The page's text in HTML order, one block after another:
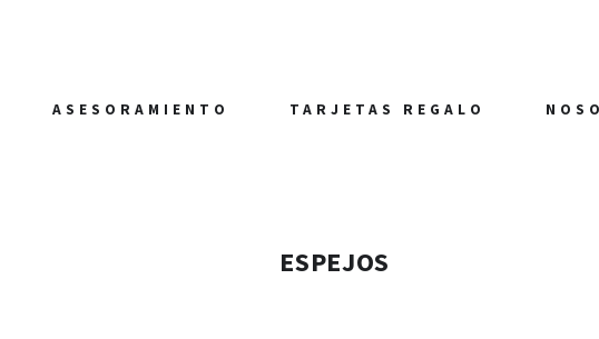
ASESORAMIENTO TARJETAS REGALO
ESPEJOS